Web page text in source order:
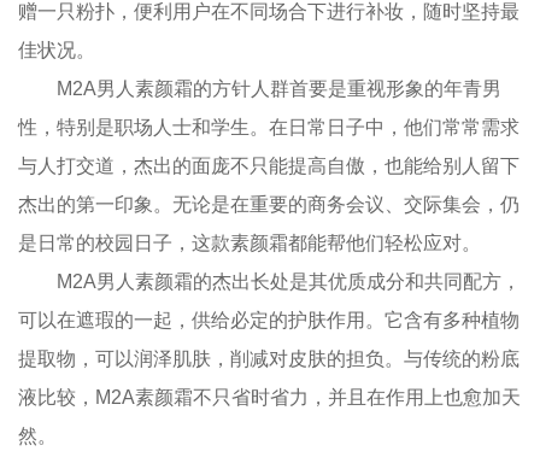
赠一只粉扑，便利用户在不同场合下进行补妆，随时坚持最
佳状况。
M2A男人素颜霜的方针人群首要是重视形象的年青男
性，特别是职场人士和学生。在日常日子中，他们常常需求
与人打交道，杰出的面庞不只能提高自傲，也能给别人留下
杰出的第一印象。无论是在重要的商务会议、交际集会，仍
是日常的校园日子，这款素颜霜都能帮他们轻松应对。
M2A男人素颜霜的杰出长处是其优质成分和共同配方，
可以在遮瑕的一起，供给必定的护肤作用。它含有多种植物
提取物，可以润泽肌肤，削减对皮肤的担负。与传统的粉底
液比较，M2A素颜霜不只省时省力，并且在作用上也愈加天
然。